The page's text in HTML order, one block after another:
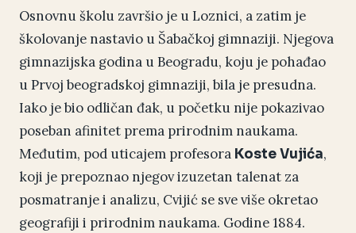
Osnovnu školu završio je u Loznici, a zatim je
školovanje nastavio u Šabačkoj gimnaziji. Njegova
gimnazijska godina u Beogradu, koju je pohađao
u Prvoj beogradskoj gimnaziji, bila je presudna.
Iako je bio odličan đak, u početku nije pokazivao
poseban afinitet prema prirodnim naukama.
Međutim, pod uticajem profesora Koste Vujića,
koji je prepoznao njegov izuzetan talenat za
posmatranje i analizu, Cvijić se sve više okretao
geografiji i prirodnim naukama. Godine 1884.